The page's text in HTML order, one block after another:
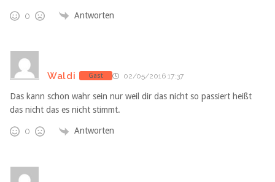
0 Antworten
Waldi Gast 02/05/2016 17:37
Das kann schon wahr sein nur weil dir das nicht so passiert heißt
das nicht das es nicht stimmt.
0 Antworten